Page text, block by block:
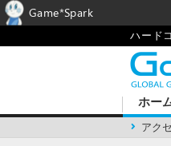
ハード
ホー
アク
Game*Spark